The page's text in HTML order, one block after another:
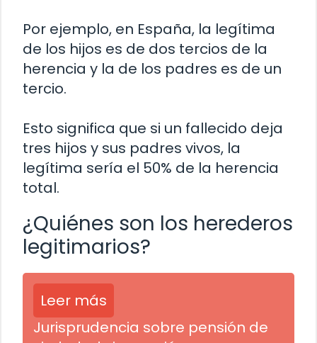
Por ejemplo, en España, la legítima
de los hijos es de dos tercios de la
herencia y la de los padres es de un
tercio.
Esto significa que si un fallecido deja
tres hijos y sus padres vivos, la
legítima sería el 50% de la herencia
total.
¿Quiénes son los herederos
legitimarios?
Leer más
Jurisprudencia sobre pensión de